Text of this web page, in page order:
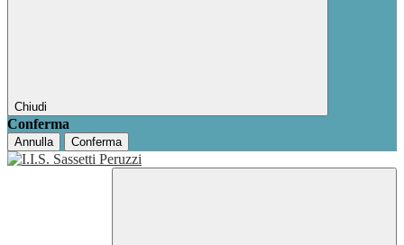
Chiudi
Conferma
Annulla Conferma